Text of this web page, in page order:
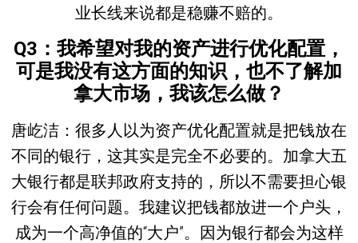
业长线来说都是稳赚不赔的。
Q3 ：我希望对我的资产进行优化配置，
可是我没有这方面的知识，也不了解加
拿大市场，我该怎么做？
唐屹洁： 很多人以为资产优化配置就是把钱放在
不同的银行，这其实是完全不必要的。加拿大五
大银行都是联邦政府支持的，所以不需要担心银
行会有任何问题。我建议把钱都放进一个户头，
成为一个高净值的“大户”。因为银行都会为这样